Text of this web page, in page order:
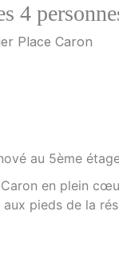
4
Place Caron
au 5ème
en plein
pieds de la